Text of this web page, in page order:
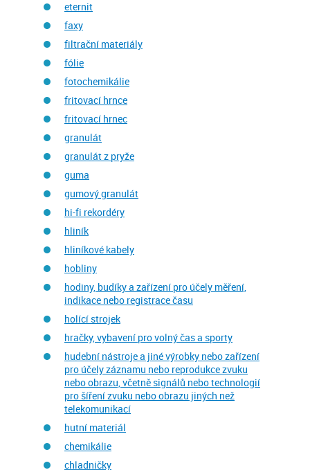
eternit
faxy
filtrační materiály
fólie
fotochemikálie
fritovací hrnce
fritovací hrnec
granulát
granulát z pryže
guma
gumový granulát
hi-fi rekordéry
hliník
hliníkové kabely
hobliny
hodiny, budíky a zařízení pro účely měření,
indikace nebo registrace času
holící strojek
hračky, vybavení pro volný čas a sporty
hudební nástroje a jiné výrobky nebo zařízení
pro účely záznamu nebo reprodukce zvuku
nebo obrazu, včetně signálů nebo technologií
pro šíření zvuku nebo obrazu jiných než
telekomunikací
hutní materiál
chemikálie
chladničky